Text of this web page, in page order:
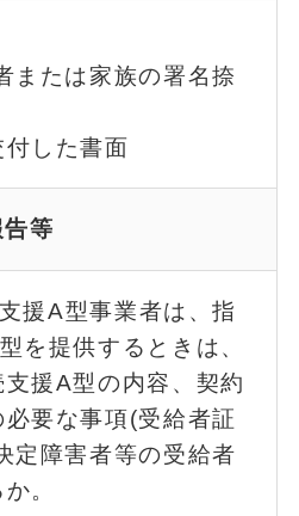
または家族の署名捺
した書面
等
援A型事業者は、指
を提供するときは、
援A型の内容、契約
要な事項(受給者証
定障害者等の受給者
。